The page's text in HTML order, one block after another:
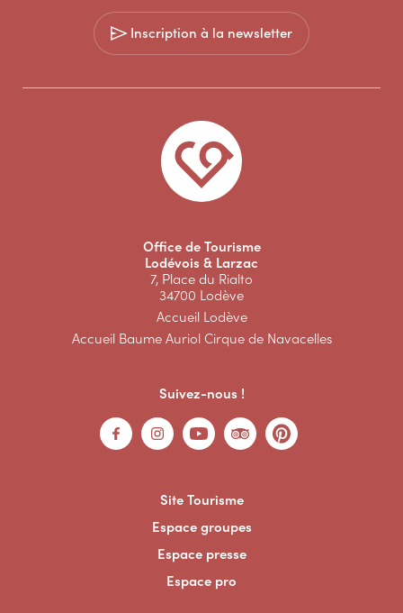
Inscription à la newsletter
Office de Tourisme
Lodévois & Larzac
7, Place du Rialto
34700 Lodève
Accueil Lodève
Accueil Baume Auriol Cirque de Navacelles
Suivez-nous !
Site Tourisme
Espace groupes
Espace presse
Espace pro